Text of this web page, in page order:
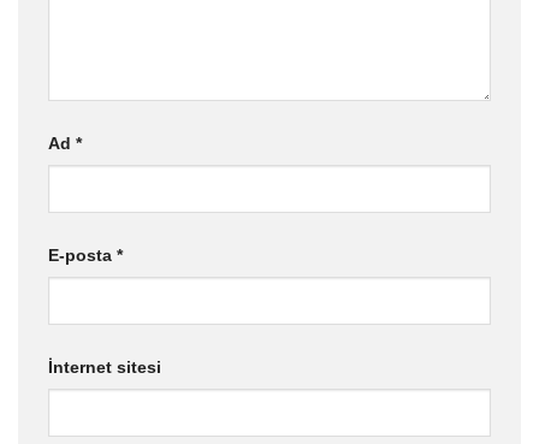
Ad *
E-posta *
İnternet sitesi